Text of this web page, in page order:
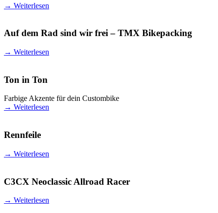
→ Weiterlesen
Auf dem Rad sind wir frei – TMX Bikepacking
→ Weiterlesen
Ton in Ton
Farbige Akzente für dein Custombike
→ Weiterlesen
Rennfeile
→ Weiterlesen
C3CX Neoclassic Allroad Racer
→ Weiterlesen